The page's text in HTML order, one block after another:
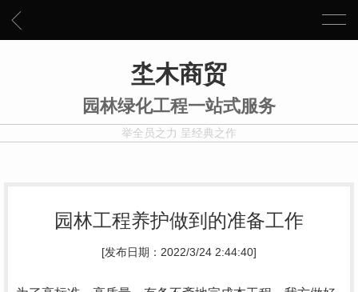
坔木商贸
园林绿化工程一站式服务
举全员之力 呈经典之作
园林工程养护做到的准备工作
[发布日期：2022/3/24 2:44:40]